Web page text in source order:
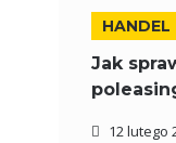
HANDEL
Jak
12 lutego